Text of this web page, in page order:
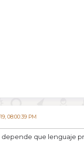
08:00:39 PM
que lenguaje